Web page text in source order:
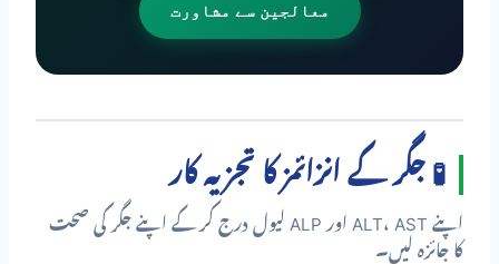
معالجین سے مشاورت
🧪 جگر کے انزائمز کا تجزیہ کار
اپنے ALT، AST اور ALP لیول درج کر کے اپنے جگر کی صحت
کا جائزہ لیں۔